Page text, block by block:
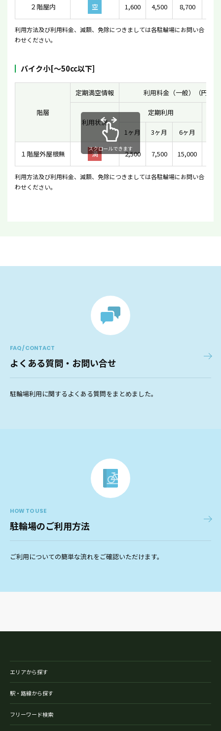
２階屋内 空 1,600 4,500 8,700
利用方法及び利用料金、減額、免除につきましては各駐輪場にお問い合
わせください。
バイク小[〜50cc以下]
階層
定期満空情報 利用料金（一般）（円）
利用状況
定期利用
1ヶ月
3ヶ月 6ヶ月
１階屋外屋根無 満 2,500 7,500 15,000
スクロールできます
利用方法及び利用料金、減額、免除につきましては各駐輪場にお問い合
わせください。
FAQ / CONTACT
よくある質問・お問い合せ
駐輪場利用に関するよくある質問をまとめました。
HOW TO USE
駐輪場のご利用方法
ご利用についての簡単な流れをご確認いただけます。
エリアから探す
駅・路線から探す
フリーワード検索